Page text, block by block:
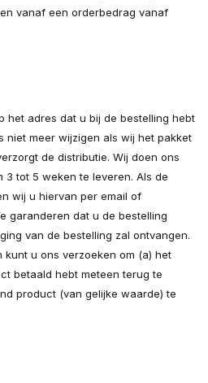
vanaf een orderbedrag vanaf
het adres dat u bij de bestelling hebt
niet meer wijzigen als wij het pakket
de distributie. Wij doen ons
3 tot 5 weken te leveren. Als de
wij u hiervan per email of
garanderen dat u de bestelling
van de bestelling zal ontvangen.
u ons verzoeken om (a) het
betaald hebt meteen terug te
product (van gelijke waarde) te